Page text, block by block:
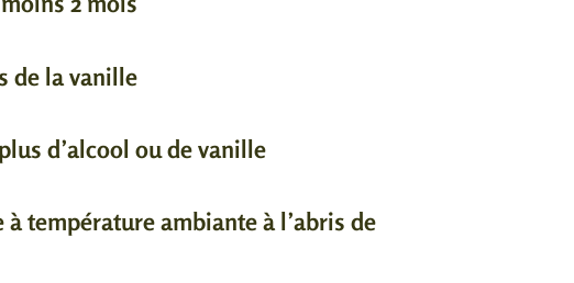
de la vanille
d’alcool ou de vanille
température ambiante à l’abris de